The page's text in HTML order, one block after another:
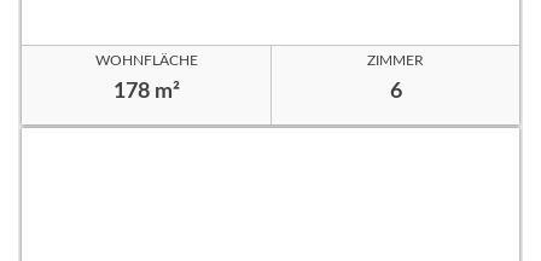
WOHNFLÄCHE
178 m²
ZIMMER
6